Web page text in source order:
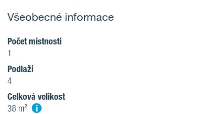
Všeobecné informace
Počet místností
1
Podlaží
4
Celková velikost
38 m² i